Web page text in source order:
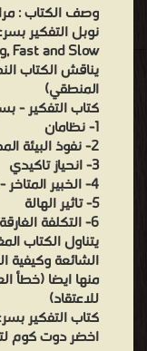
وصف الكتاب :
نوبل التفكير
Fast and Slow
يناقش الكتاب
المنطقي)
كتاب التفكير -
1- نظامان
2- نفوذ البيئة المحيظة - تأثير التأطير
3- انحياز تاكيدي
4- الخبير المتاخر - انحياز الإدراك المتأخر
5- تاثير الهالة
6- التكلفة الغارقة
يتناول الكتاب
الشائعة وكيفية
منها ايضا (خطأ
للاعتقاد)
كتاب التفكير
اخضر دوت كوم